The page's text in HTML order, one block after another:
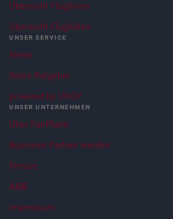
Übersicht Fluglinien
Übersicht Flughäfen
UNSER SERVICE
News
Reise Ratgeber
powered by UNOY
UNSER UNTERNEHMEN
Über FairPlane
Business Partner werden
Presse
AGB
Impressum